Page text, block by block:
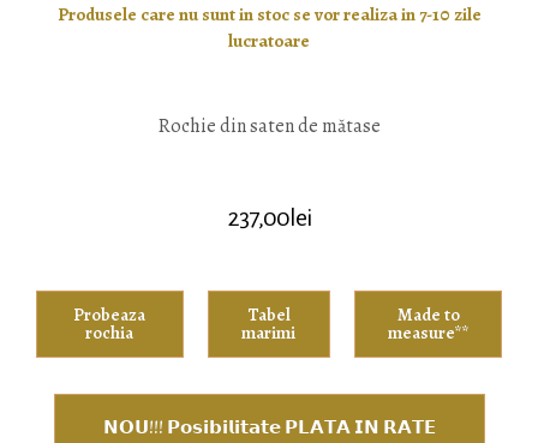
Produsele care nu sunt in stoc se vor realiza in 7-10 zile
lucratoare
Rochie din saten de mătase
237,00lei
Probeaza
rochia
Tabel
marimi
Made to
measure**
𝗡𝗢𝗨!!! 𝗣𝗼𝘀𝗶𝗯𝗶𝗹𝗶𝘁𝗮𝘁𝗲 𝗣𝗟𝗔𝗧𝗔 𝗜𝗡 𝗥𝗔𝗧𝗘